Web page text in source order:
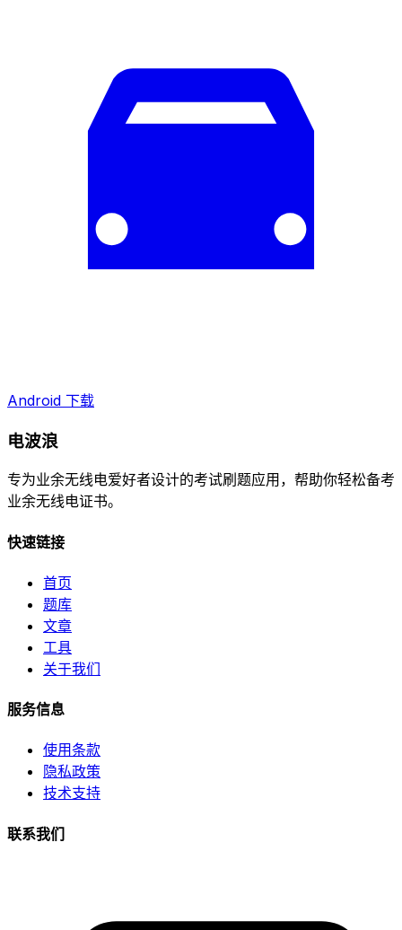
Android 下载
电波浪
专为业余无线电爱好者设计的考试刷题应用，帮助你轻松备考
业余无线电证书。
快速链接
首页
题库
文章
工具
关于我们
服务信息
使用条款
隐私政策
技术支持
联系我们